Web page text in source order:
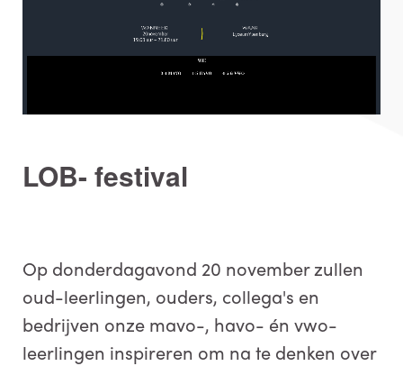
LOB- festival
Op donderdagavond 20 november zullen
oud-leerlingen, ouders, collega's en
bedrijven onze mavo-, havo- én vwo-
leerlingen inspireren om na te denken over